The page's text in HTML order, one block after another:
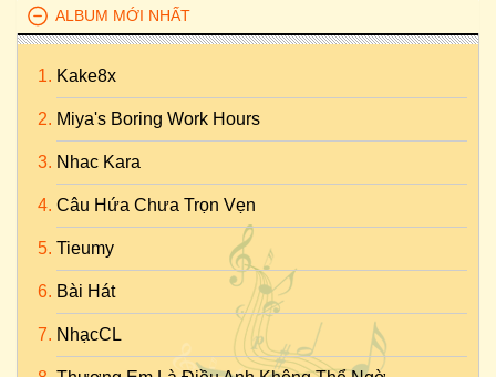
ALBUM MỚI NHẤT
Kake8x
Miya's Boring Work Hours
Nhac Kara
Câu Hứa Chưa Trọn Vẹn
Tieumy
Bài Hát
NhạcCL